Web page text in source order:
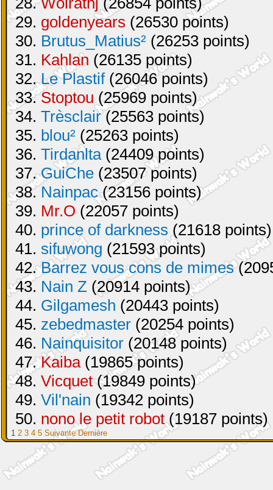
29. goldenyears (26530 points)
30. Brutus_Matius² (26253 points)
31. Kahlan (26135 points)
32.Le Plastif(26046 points)
33.Stoptou (25969 points)
34. Trèsclair(25563 points)
35. blou² (25263 points)
36. Tirdanlta(24409 points)
37.GuiChe (23507 points)
38. Nainpac(23156 points)
39. Mr.O (22057 points)
40. prince of darkness (21618 points)
41. sifuwong (21593 points)
42.Barrez vous cons de mimes
43. Nain Z (20914 points)
44. Gilgamesh (20443 points)
45. zebedmaster (20254 points)
46. Nainquisitor (20148 points)
47.Kaiba(19865 points)
48. Vicquet(19849 points)
49. Vil'nain (19342 points)
50. nono le petit robot(19187 points)
1 2 3 4 5 Suivante Dernière